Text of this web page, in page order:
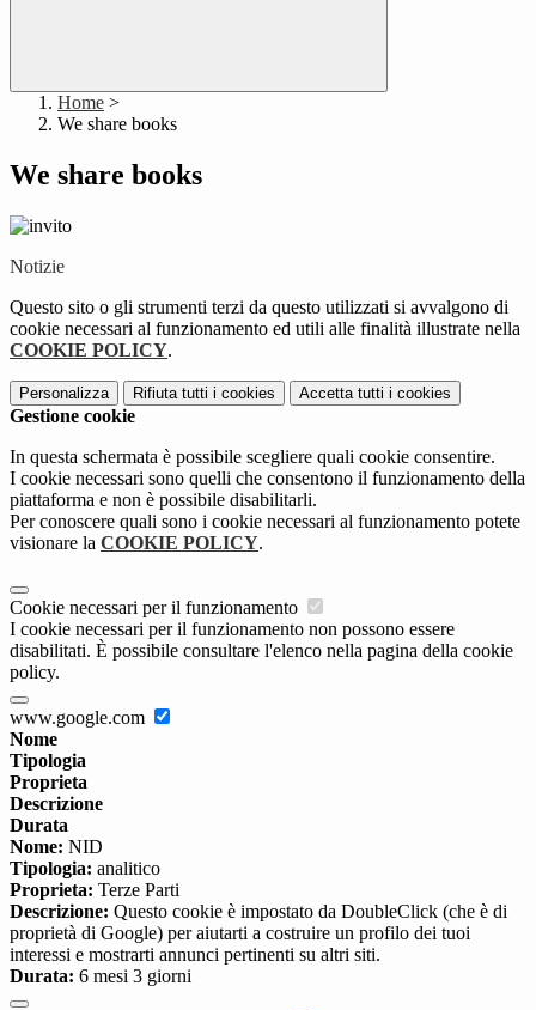
Home >
We share books
We share books
Notizie
Questo sito o gli strumenti terzi da questo utilizzati si avvalgono di
cookie necessari al funzionamento ed utili alle finalità illustrate nella
COOKIE POLICY.
Personalizza Rifiuta tutti i cookies Accetta tutti i cookies
Gestione cookie
In questa schermata è possibile scegliere quali cookie consentire.
I cookie necessari sono quelli che consentono il funzionamento della
piattaforma e non è possibile disabilitarli.
Per conoscere quali sono i cookie necessari al funzionamento potete
visionare la COOKIE POLICY.
Cookie necessari per il funzionamento
I cookie necessari per il funzionamento non possono essere
disabilitati. È possibile consultare l'elenco nella pagina della cookie
policy.
www.google.com
Nome
Tipologia
Proprieta
Descrizione
Durata
Nome: NID
Tipologia: analitico
Proprieta: Terze Parti
Descrizione: Questo cookie è impostato da DoubleClick (che è di
proprietà di Google) per aiutarti a costruire un profilo dei tuoi
interessi e mostrarti annunci pertinenti su altri siti.
Durata: 6 mesi 3 giorni